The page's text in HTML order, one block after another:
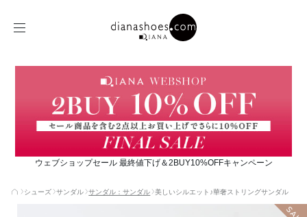
ウェブショップセール 最終値下げ＆2BUY10%OFFキャンペーン
シューズ サンダル サンダル：サンダル 美しいシルエット♪華奢ストリングサンダル